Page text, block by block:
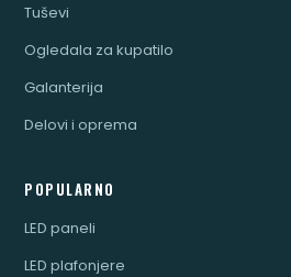
Tuševi
Ogledala za kupatilo
Galanterija
Delovi i oprema
POPULARNO
LED paneli
LED plafonjere